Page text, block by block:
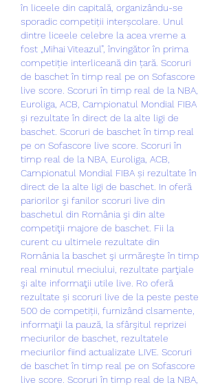
în liceele din capitală, organizându-se
sporadic competiții interșcolare. Unul
dintre liceele celebre la acea vreme a
fost „Mihai Viteazul”, învingător în prima
competiție interliceană din țară. Scoruri
de baschet în timp real pe on Sofascore
live score. Scoruri în timp real de la NBA,
Euroliga, ACB, Campionatul Mondial FIBA
și rezultate în direct de la alte ligi de
baschet. Scoruri de baschet în timp real
pe on Sofascore live score. Scoruri în
timp real de la NBA, Euroliga, ACB,
Campionatul Mondial FIBA și rezultate în
direct de la alte ligi de baschet. In oferă
pariorilor şi fanilor scoruri live din
baschetul din România şi din alte
competiţii majore de baschet. Fii la
curent cu ultimele rezultate din
România la baschet şi urmăreşte în timp
real minutul meciului, rezultate parţiale
şi alte informaţii utile live. Ro oferă
rezultate și scoruri live de la peste peste
500 de competiții, furnizând clsamente,
informaţii la pauză, la sfârşitul reprizei
meciurilor de baschet, rezultatele
meciurilor fiind actualizate LIVE. Scoruri
de baschet în timp real pe on Sofascore
live score. Scoruri în timp real de la NBA,